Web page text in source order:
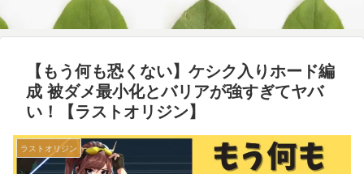
【もう何も恐くない】ケシク入りホード編
成 被ダメ最小化とバリアが強すぎてヤバ
い！【ラストオリジン】
ラストオリジン